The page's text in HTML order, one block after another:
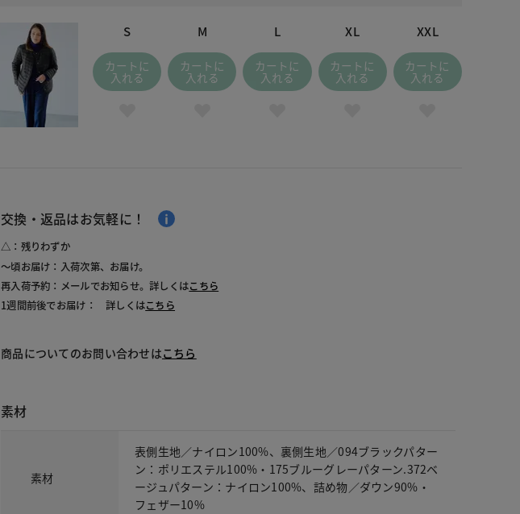
S
カートに
入れる
M
カートに
入れる
L
カートに
入れる
XL
カートに
入れる
XXL
カートに
入れる
交換・返品はお気軽に！
△：残りわずか
～頃お届け：入荷次第、お届け。
再入荷予約：メールでお知らせ。詳しくはこちら
1週間前後でお届け： 詳しくはこちら
商品についてのお問い合わせはこちら
素材
素材
表側生地／ナイロン100%、裏側生地／094ブラックパター
ン：ポリエステル100%・175ブルーグレーパターン.372ベ
ージュパターン：ナイロン100%、詰め物／ダウン90%・
フェザー10%